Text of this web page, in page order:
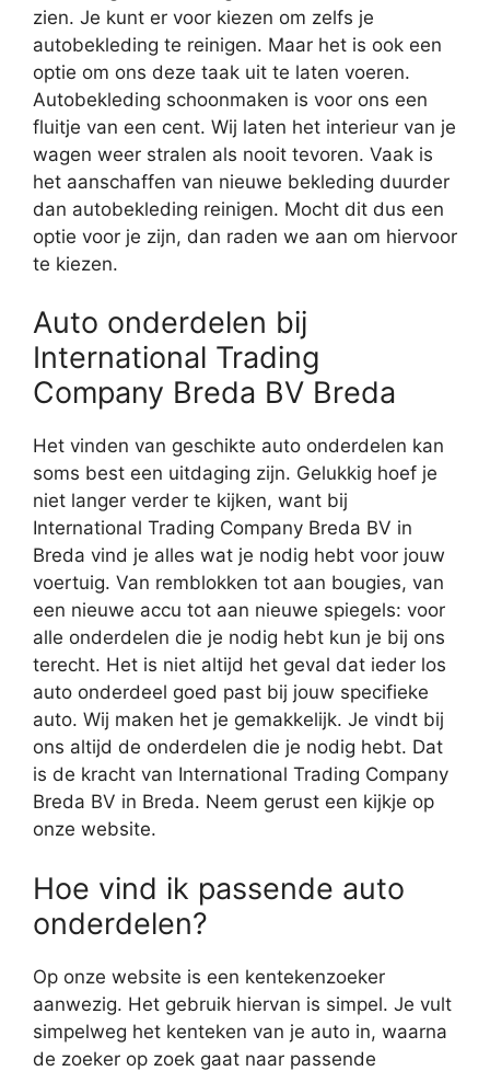
zien. Je kunt er voor kiezen om zelfs je
autobekleding te reinigen. Maar het is ook een
optie om ons deze taak uit te laten voeren.
Autobekleding schoonmaken is voor ons een
fluitje van een cent. Wij laten het interieur van je
wagen weer stralen als nooit tevoren. Vaak is
het aanschaffen van nieuwe bekleding duurder
dan autobekleding reinigen. Mocht dit dus een
optie voor je zijn, dan raden we aan om hiervoor
te kiezen.
Auto onderdelen bij
International Trading
Company Breda BV Breda
Het vinden van geschikte auto onderdelen kan
soms best een uitdaging zijn. Gelukkig hoef je
niet langer verder te kijken, want bij
International Trading Company Breda BV in
Breda vind je alles wat je nodig hebt voor jouw
voertuig. Van remblokken tot aan bougies, van
een nieuwe accu tot aan nieuwe spiegels: voor
alle onderdelen die je nodig hebt kun je bij ons
terecht. Het is niet altijd het geval dat ieder los
auto onderdeel goed past bij jouw specifieke
auto. Wij maken het je gemakkelijk. Je vindt bij
ons altijd de onderdelen die je nodig hebt. Dat
is de kracht van International Trading Company
Breda BV in Breda. Neem gerust een kijkje op
onze website.
Hoe vind ik passende auto
onderdelen?
Op onze website is een kentekenzoeker
aanwezig. Het gebruik hiervan is simpel. Je vult
simpelweg het kenteken van je auto in, waarna
de zoeker op zoek gaat naar passende